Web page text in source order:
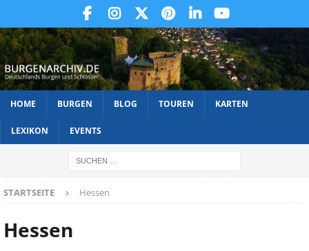
HOME BURGEN BLOG TOUREN KARTEN
LEXIKON EVENTS
STARTSEITE Hessen
Hessen